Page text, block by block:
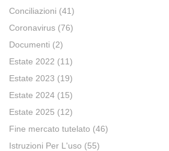
Conciliazioni (41)
Coronavirus (76)
Documenti (2)
Estate 2022 (11)
Estate 2023 (19)
Estate 2024 (15)
Estate 2025 (12)
Fine mercato tutelato (46)
Istruzioni Per L'uso (55)